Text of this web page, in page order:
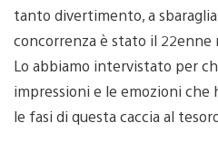
tanto divertimento, a
concorrenza è stato il 22enne
Lo abbiamo intervistato per
impressioni e le emozioni
le fasi di questa caccia al